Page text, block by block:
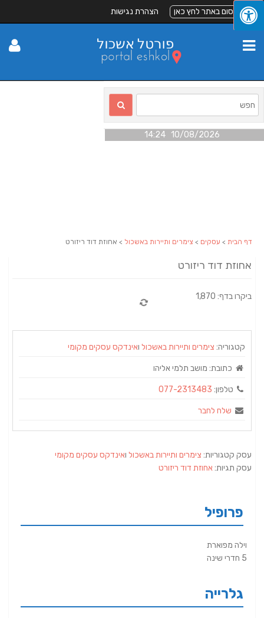
לפרסום באתר לחץ כאן הצהרת נגישות
10/08/2026 14:24
דף הבית > עסקים > צימרים ותיירות באשכול > אחוזת דוד ריזורט
אחוזת דוד ריזורט
ביקרו בדף: 1,870
קטגוריה: צימרים ותיירות באשכול ואינדקס עסקים מקומי
כתובת: מושב תלמי אליהו
טלפון: 077-2313483
שלח לחבר
עסק קטגוריות: צימרים ותיירות באשכול ואינדקס עסקים מקומי
עסק תגיות:אחוזת דוד ריזורט
פרופיל
וילה מפוארת
5 חדרי שינה
גלרייה